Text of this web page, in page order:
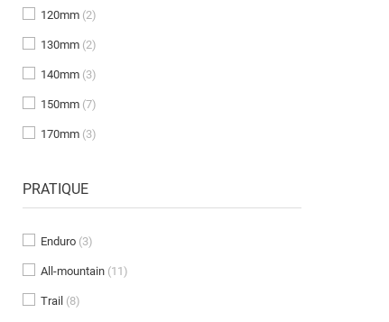
120mm (2)
130mm (2)
140mm (3)
150mm (7)
170mm (3)
PRATIQUE
Enduro (3)
All-mountain (11)
Trail (8)